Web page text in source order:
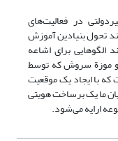
در فعالیت‌های
تحول بنیادین آموزش
الگوهایی برای اشاعه
و موزة سروش که توسط
با ایجاد یک موقعیت
ما یک برساخت هویتی
ارایه می‌شود.